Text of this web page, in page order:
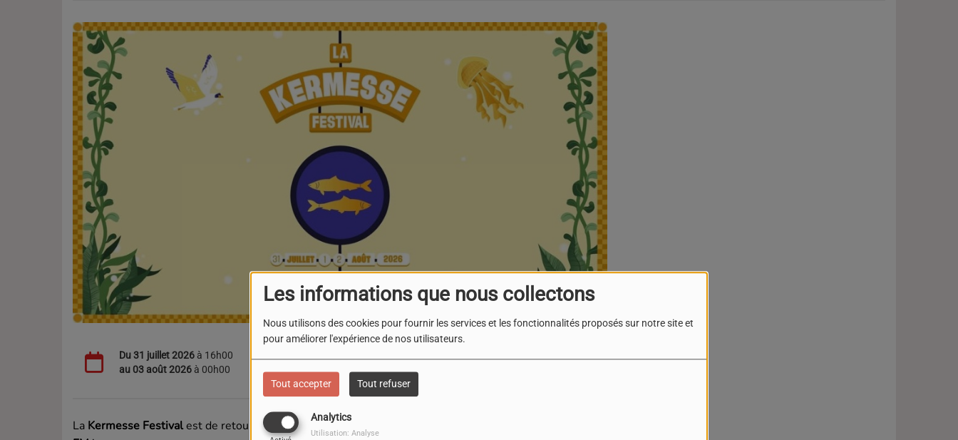
Les informations que nous collectons
Nous utilisons des cookies pour fournir les services et les fonctionnalités proposés sur notre site et
pour améliorer l'expérience de nos utilisateurs.
Tout accepter Tout refuser
Analytics
Utilisation: Analyse
Du31 juillet 2026 à 16h00
au 03 août 2026 à 00h00
La Seyne-Sur-Mer
La Kermesse Festivalest de retour pour sa4e édition La Seyne-sur-Mer